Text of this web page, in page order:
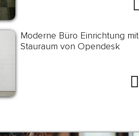
Moderne Büro Einrichtung mit
Stauraum von Opendesk